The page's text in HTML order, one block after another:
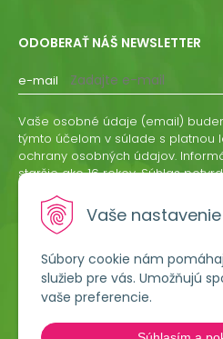
Vaše
Súbory cookie nám
služieb pre vás. Umožňujú
vaše preferencie.
ODOBERAŤ NÁŠ NEWSLETTER
e-mail
ODOBERAŤ
Vaše osobné údaje (email)
týmto účelom v súlade s platnou
ochrany osobných údajov.
staršie ako 16 rokov. Súhlas
odvolať písomne, emailom alebo
ktoréhokoľvek informačného